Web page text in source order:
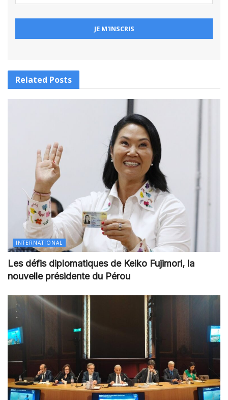
Related Posts
INTERNATIONAL
Les défis diplomatiques de Keiko Fujimori, la
nouvelle présidente du Pérou